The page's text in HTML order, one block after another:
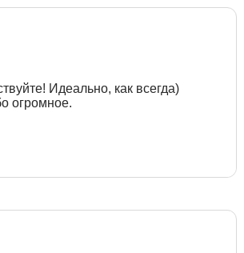
Идеально, как всегда)
огромное.